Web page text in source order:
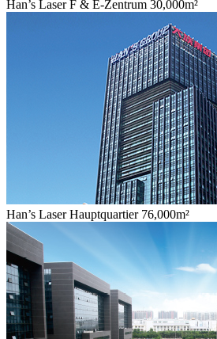
Han’s Laser F & E-Zentrum 30,000m²
Han’s Laser Hauptquartier 76,000m²